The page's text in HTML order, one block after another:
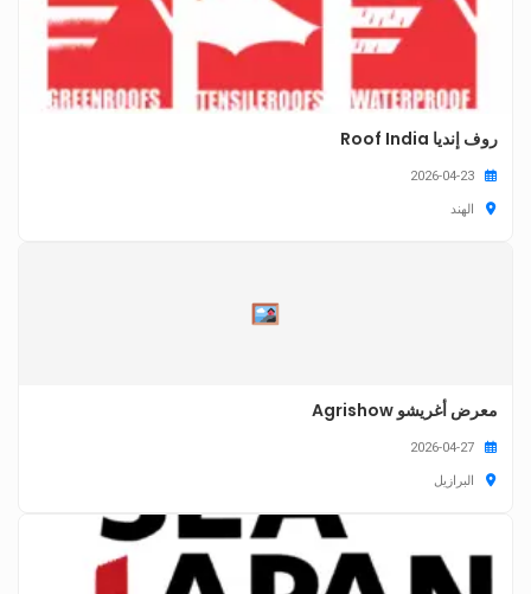
روف إنديا Roof India
الهند
معرض أغريشو Agrishow
البرازيل